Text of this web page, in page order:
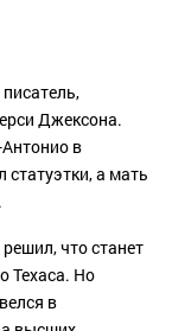
Джексона.
в
статуэтки, а мать
что станет
Техаса. Но
в